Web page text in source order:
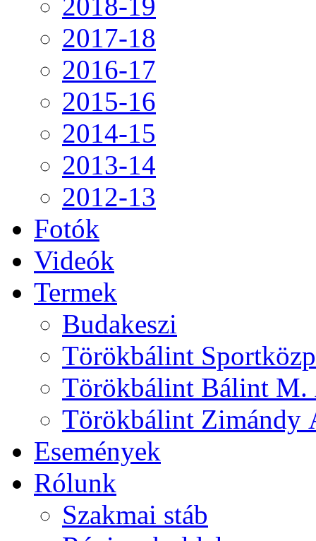
2017-18
2016-17
2015-16
2014-15
2013-14
2012-13
Fotók
Videók
Termek
Budakeszi
Törökbálint
Törökbálint Bálint
Törökbálint Zimándy
Események
Rólunk
Szakmai stáb